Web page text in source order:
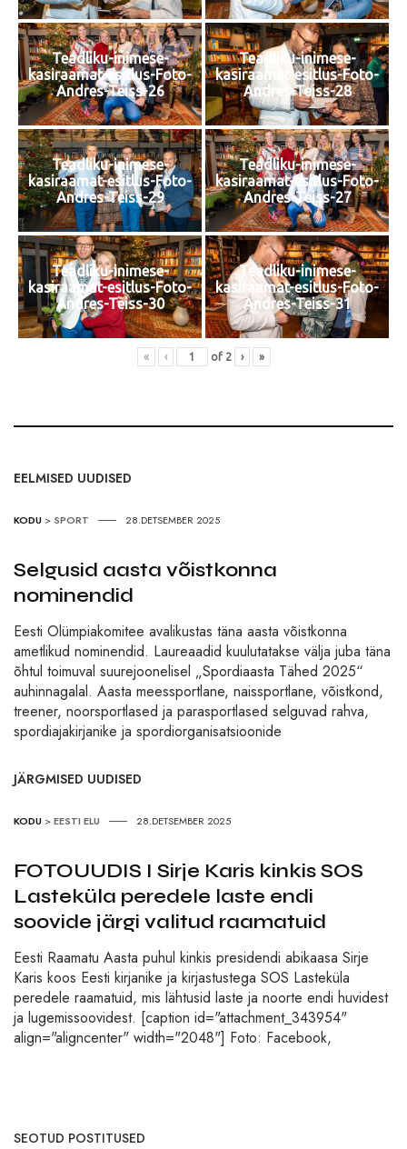
Teadliku-inimese-
kasiraamat-esitlus-Foto-
Andres-Teiss-26
Teadliku-inimese-
kasiraamat-esitlus-Foto-
Andres-Teiss-28
Teadliku-inimese-
kasiraamat-esitlus-Foto-
Andres-Teiss-29
Teadliku-inimese-
kasiraamat-esitlus-Foto-
Andres-Teiss-27
Teadliku-inimese-
kasiraamat-esitlus-Foto-
Andres-Teiss-30
Teadliku-inimese-
kasiraamat-esitlus-Foto-
Andres-Teiss-31
« ‹ of 2 › »
EELMISED UUDISED
KODU > SPORT 28.DETSEMBER 2025
Selgusid aasta võistkonna
nominendid
Eesti Olümpiakomitee avalikustas täna aasta võistkonna
ametlikud nominendid. Laureaadid kuulutatakse välja juba täna
õhtul toimuval suurejoonelisel „Spordiaasta Tähed 2025“
auhinnagalal. Aasta meessportlane, naissportlane, võistkond,
treener, noorsportlased ja parasportlased selguvad rahva,
spordiajakirjanike ja spordiorganisatsioonide
JÄRGMISED UUDISED
KODU >EESTI ELU 28.DETSEMBER 2025
FOTOUUDIS I Sirje Karis kinkis SOS
Lasteküla peredele laste endi
soovide järgi valitud raamatuid
Eesti Raamatu Aasta puhul kinkis presidendi abikaasa Sirje
Karis koos Eesti kirjanike ja kirjastustega SOS Lasteküla
peredele raamatuid, mis lähtusid laste ja noorte endi huvidest
ja lugemissoovidest. [caption id="attachment_343954"
align="aligncenter" width="2048"] Foto: Facebook,
SEOTUD POSTITUSED